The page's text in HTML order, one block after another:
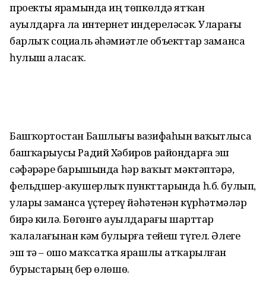
проекты ярҙамында иң төпкөлдә ятҡан
ауылдарға ла интернет индереләсәк. Уларҙағы
барлыҡ социаль әһәмиәтле объекттар заманса
һулыш аласаҡ.
Башҡортостан Башлығы вазифаһын ваҡытлыса
башҡарыусы Радий Хәбиров райондарға эш
сәфәрҙәре барышында һәр ваҡыт мәктәптәрҙә,
фельдшер-акушерлыҡ пункттарында һ.б. булып,
уларҙы заманса үҫтереү йәһәтенән күрһәтмәләр
бирә килә. Бөгөнгө ауылдарҙағы шарттар
ҡалалағынан кәм булырға тейеш түгел. Әлеге
эш тә – ошо маҡсатҡа ярашлы атҡарылған
бурыстарҙың бер өлөшө.